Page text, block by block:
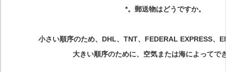
*。郵送物はどうですか。
小さい順序のため、DHL、TNT、FEDERAL EXPRESS、
大きい順序のために、空気または海によってで